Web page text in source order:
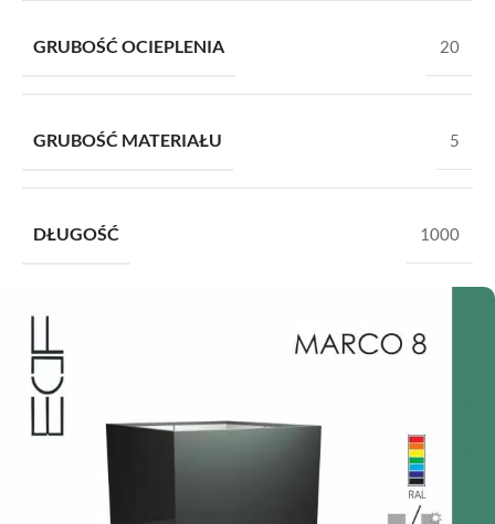
GRUBOŚĆ OCIEPLENIA 20
GRUBOŚĆ MATERIAŁU 5
DŁUGOŚĆ 1000